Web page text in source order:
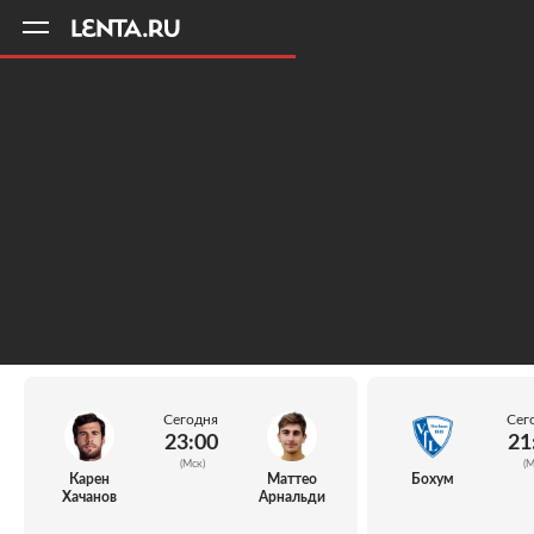
Карен
Хачанов
Сегодня
23:00
(Мск)
Маттео
Арнальди
Бохум